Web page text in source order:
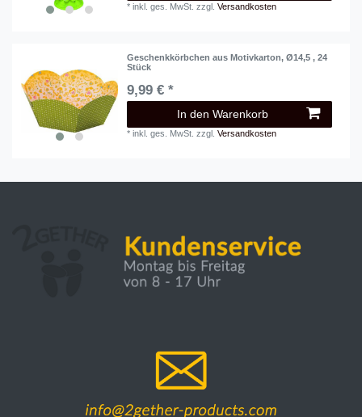
*inkl. ges. MwSt. zzgl.Versandkosten
Geschenkkörbchen aus Motivkarton, Ø14,5 , 24
Stück
9,99 € *
In den Warenkorb
*inkl. ges. MwSt. zzgl.Versandkosten